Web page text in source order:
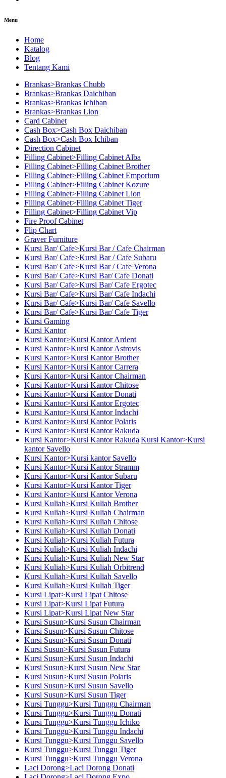
Menu
Home
Katalog
Blog
Tentang Kami
Brankas>Brankas Chubb
Brankas>Brankas Daichiban
Brankas>Brankas Ichiban
Brankas>Brankas Lion
Card Cabinet
Cash Box>Cash Box Daichiban
Cash Box>Cash Box Ichiban
Direction Cabinet
Filling Cabinet>Filling Cabinet Alba
Filling Cabinet>Filling Cabinet Brother
Filling Cabinet>Filling Cabinet Emporium
Filling Cabinet>Filling Cabinet Kozure
Filling Cabinet>Filling Cabinet Lion
Filling Cabinet>Filling Cabinet Tiger
Filling Cabinet>Filling Cabinet Vip
Fire Proof Cabinet
Flip Chart
Graver Furniture
Kursi Bar/ Cafe>Kursi Bar / Cafe Chairman
Kursi Bar/ Cafe>Kursi Bar / Cafe Subaru
Kursi Bar/ Cafe>Kursi Bar / Cafe Verona
Kursi Bar/ Cafe>Kursi Bar/ Cafe Donati
Kursi Bar/ Cafe>Kursi Bar/ Cafe Ergotec
Kursi Bar/ Cafe>Kursi Bar/ Cafe Indachi
Kursi Bar/ Cafe>Kursi Bar/ Cafe Savello
Kursi Bar/ Cafe>Kursi Bar/ Cafe Tiger
Kursi Gaming
Kursi Kantor
Kursi Kantor>Kursi Kantor Ardent
Kursi Kantor>Kursi Kantor Astrovis
Kursi Kantor>Kursi Kantor Brother
Kursi Kantor>Kursi Kantor Carrera
Kursi Kantor>Kursi Kantor Chairman
Kursi Kantor>Kursi Kantor Chitose
Kursi Kantor>Kursi Kantor Donati
Kursi Kantor>Kursi Kantor Ergotec
Kursi Kantor>Kursi Kantor Indachi
Kursi Kantor>Kursi Kantor Polaris
Kursi Kantor>Kursi Kantor Rakuda
Kursi Kantor>Kursi Kantor Rakuda|Kursi Kantor>Kursi
kantor Savello
Kursi Kantor>Kursi kantor Savello
Kursi Kantor>Kursi Kantor Stramm
Kursi Kantor>Kursi Kantor Subaru
Kursi Kantor>Kursi Kantor Tiger
Kursi Kantor>Kursi Kantor Verona
Kursi Kuliah>Kursi Kuliah Brother
Kursi Kuliah>Kursi Kuliah Chairman
Kursi Kuliah>Kursi Kuliah Chitose
Kursi Kuliah>Kursi Kuliah Donati
Kursi Kuliah>Kursi Kuliah Futura
Kursi Kuliah>Kursi Kuliah Indachi
Kursi Kuliah>Kursi Kuliah New Star
Kursi Kuliah>Kursi Kuliah Orbitrend
Kursi Kuliah>Kursi Kuliah Savello
Kursi Kuliah>Kursi Kuliah Tiger
Kursi Lipat>Kursi Lipat Chitose
Kursi Lipat>Kursi Lipat Futura
Kursi Lipat>Kursi Lipat New Star
Kursi Susun>Kursi Susun Chairman
Kursi Susun>Kursi Susun Chitose
Kursi Susun>Kursi Susun Donati
Kursi Susun>Kursi Susun Futura
Kursi Susun>Kursi Susun Indachi
Kursi Susun>Kursi Susun New Star
Kursi Susun>Kursi Susun Polaris
Kursi Susun>Kursi Susun Savello
Kursi Susun>Kursi Susun Tiger
Kursi Tunggu>Kursi Tunggu Chairman
Kursi Tunggu>Kursi Tunggu Donati
Kursi Tunggu>Kursi Tunggu Ichiko
Kursi Tunggu>Kursi Tunggu Indachi
Kursi Tunggu>Kursi Tunggu Savello
Kursi Tunggu>Kursi Tunggu Tiger
Kursi Tunggu>Kursi Tunggu Verona
Laci Dorong>Laci Dorong Donati